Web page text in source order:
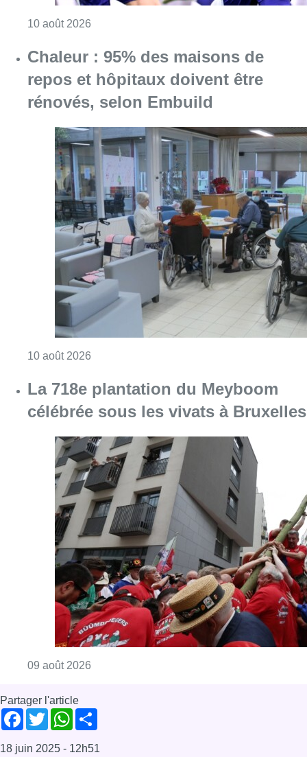
10 août 2026
Chaleur : 95% des maisons de
repos et hôpitaux doivent être
rénovés, selon Embuild
10 août 2026
La 718e plantation du Meyboom
célébrée sous les vivats à Bruxelles
09 août 2026
Partager l'article
Facebook
TwitterWhatsApp
18 juin 2025 - 12h51